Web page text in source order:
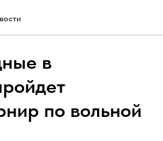
в
по вольной